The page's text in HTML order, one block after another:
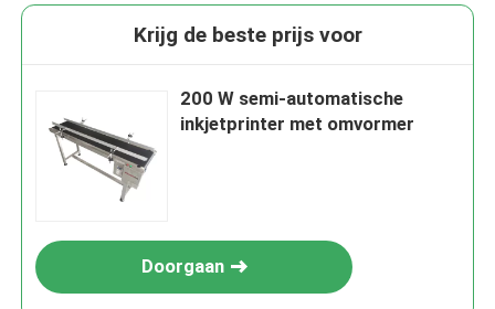
Krijg de beste prijs voor
200 W semi-automatische
inkjetprinter met omvormer
Doorgaan